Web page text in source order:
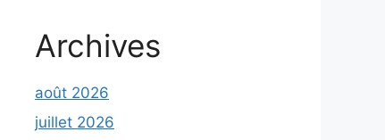
Archives
août 2026
juillet 2026